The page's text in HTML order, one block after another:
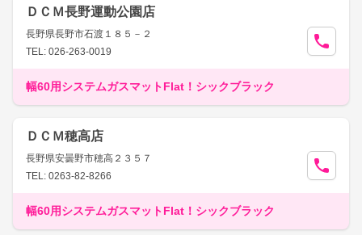
ＤＣＭ長野運動公園店
長野県長野市石渡１８５－２
TEL: 026-263-0019
幅60用システムガスマットFlat！シックブラック
ＤＣＭ穂高店
長野県安曇野市穂高２３５７
TEL: 0263-82-8266
幅60用システムガスマットFlat！シックブラック